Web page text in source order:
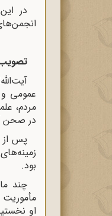
انجمن‌های
تصویب
عمومی و
مردم،
در صحن
پس از
بود.
چند